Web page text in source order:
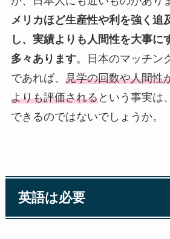
メリカほど生産性や利を強く追
し、実績よりも人間性を大事に
多々あります。日本のマッチン
であれば、 見学の回数や人間性
よりも評価されるという事実は
できるのではないでしょうか。
英語は必要